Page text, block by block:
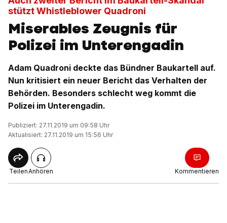
stützt Whistleblower Quadroni
Miserables Zeugnis für
Polizei im Unterengadin
Adam Quadroni deckte das Bündner Baukartell auf.
Nun kritisiert ein neuer Bericht das Verhalten der
Behörden. Besonders schlecht weg kommt die
Polizei im Unterengadin.
Publiziert: 27.11.2019 um 09:58 Uhr
Aktualisiert: 27.11.2019 um 15:56 Uhr
TeilenAnhören Kommentieren